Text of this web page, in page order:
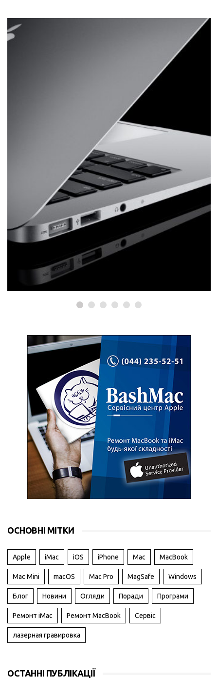
Ремонт MacBook
ОСНОВНІ МІТКИ
Apple iMac iOS iPhone Mac MacBook
Mac Mini macOS Mac Pro MagSafe Windows
Блог Новини Огляди Поради Програми
Ремонт iMac Ремонт MacBook Сервіс
лазерная гравировка
ОСТАННІ ПУБЛІКАЦІЇ